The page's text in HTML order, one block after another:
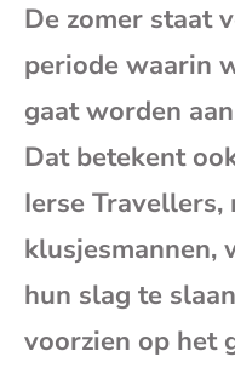
De zomer staat
periode waarin
gaat worden
Dat betekent
Ierse Travellers,
klusjesmannen,
hun slag te
voorzien op het